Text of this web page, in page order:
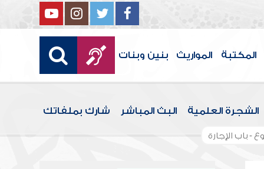
المكتبة المواريث بنين وبنات
الشجرة العلمية البث المباشر شارك بملفاتك
- باب الإجارة